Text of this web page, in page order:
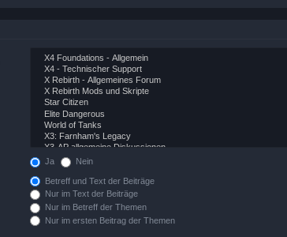
Ja Nein
Betreff und Text der Beiträge
Nur im Text der Beiträge
Nur im Betreff der Themen
Nur im ersten Beitrag der Themen